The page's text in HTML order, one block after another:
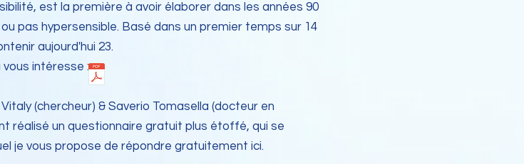
est la première à avoir élaborer dans les années 90
pas hypersensible. Basé dans un premier temps sur 14
aujourd'hui 23.
vous intéresse :
(chercheur) & Saverio Tomasella (docteur en
réalisé un questionnaire gratuit plus étoffé, qui se
je vous propose de répondre gratuitement ici.